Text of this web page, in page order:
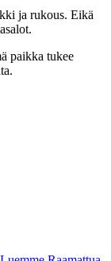
ja rukous. Eikä
paikka tukee